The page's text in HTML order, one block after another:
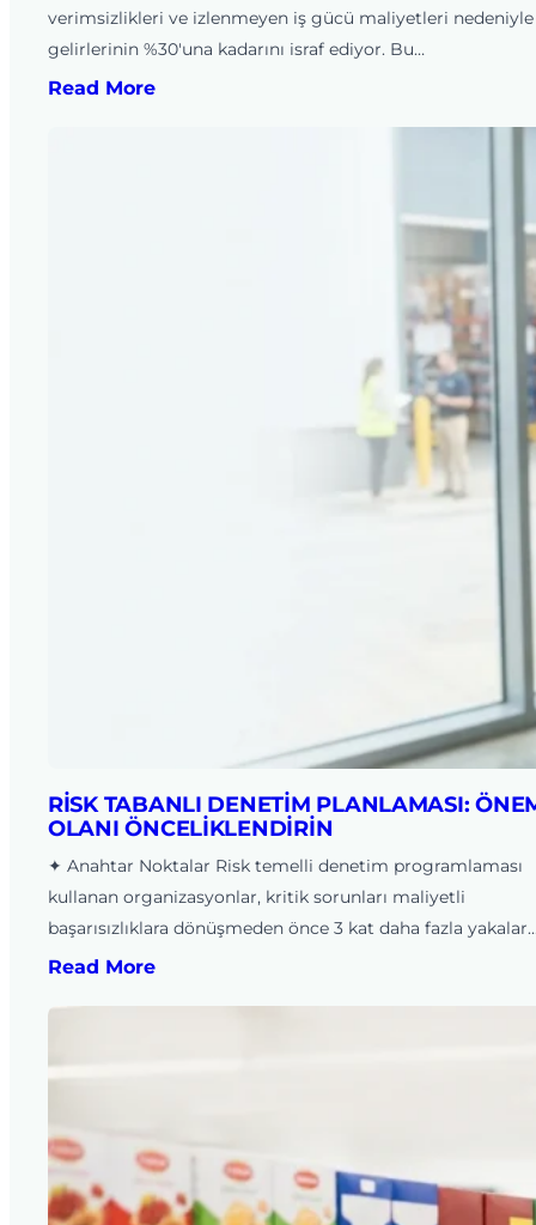
verimsizlikleri ve izlenmeyen iş gücü maliyetleri nedeniyle
gelirlerinin %30'una kadarını israf ediyor. Bu…
Read More
RISK TABANLI DENETIM PLANLAMASI:
OLANI ÖNCELIKLENDIRIN
✦ Anahtar Noktalar Risk temelli denetim programlaması
kullanan organizasyonlar, kritik sorunları maliyetli
başarısızlıklara dönüşmeden önce 3 kat daha fazla
Read More